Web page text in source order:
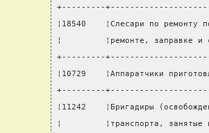
+---------
¦18540    ¦Слесари по ремонту
¦         ¦ремонте, заправке
+---------
¦10729    ¦Аппаратчики
+---------
¦11242    ¦Бригадиры
¦         ¦транспорта, занятые